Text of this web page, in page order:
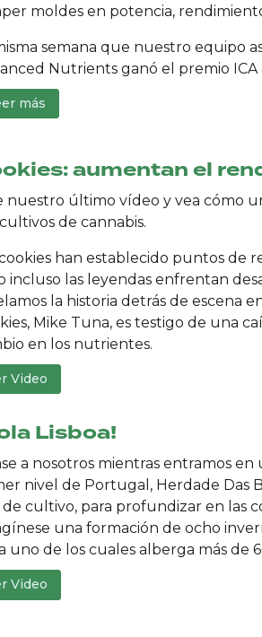
moldes en potencia,
semana que nuestro equipo
Nutrients ganó el premio
más
aumentan el
nuestro último vídeo y vea cómo
de cannabis.
cookies han establecido puntos de
incluso las leyendas enfrentan
la historia detrás de escena
Mike Tuna, es testigo de una
en los nutrientes.
Video
Lisboa!
a nosotros mientras entramos
nivel de Portugal, Herdade Das
cultivo, para profundizar en las
una formación de ocho
uno de los cuales alberga más de
Video